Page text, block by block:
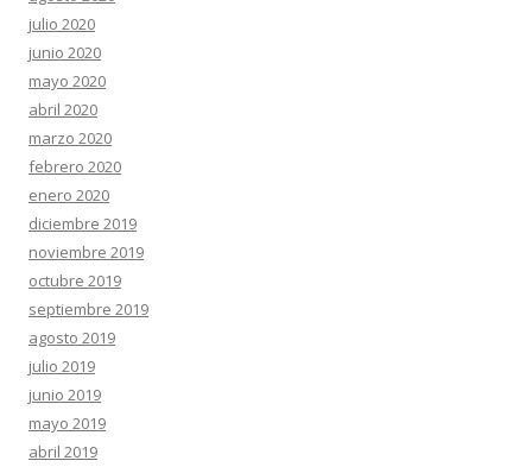
julio 2020
junio 2020
mayo 2020
abril 2020
marzo 2020
febrero 2020
enero 2020
diciembre 2019
noviembre 2019
octubre 2019
septiembre 2019
agosto 2019
julio 2019
junio 2019
mayo 2019
abril 2019